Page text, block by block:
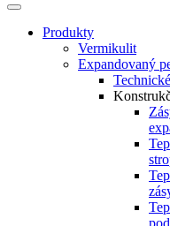
Přepnout
nabídkuProdukty
Vermikulit
Expandovaný